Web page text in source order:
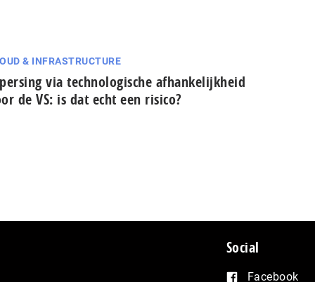
& INFRASTRUCTURE
via technologische afhankelijkheid
de VS: is dat echt een risico?
Social
Facebook